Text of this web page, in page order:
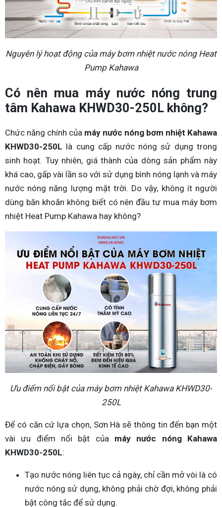
Nguyên lý hoạt động của máy bơm nhiệt nước nóng Heat
Pump Kahawa
Có nên mua máy nước nóng trung
tâm Kahawa KHWD30-250L không?
Chức năng chính của máy nước nóng bơm nhiệt Kahawa
KHWD30-250L là cung cấp nước nóng sử dụng trong
sinh hoạt. Tuy nhiên, giá thành của dòng sản phẩm này
khá cao, gấp vài lần so với sử dụng bình nóng lạnh và máy
nước nóng năng lượng mặt trời. Do vậy, không ít người
dùng băn khoăn không biết có nên đầu tư mua máy bơm
nhiệt Heat Pump Kahawa hay không?
Ưu điểm nổi bật của máy bơm nhiệt Kahawa KHWD30-
250L
Để có căn cứ lựa chọn, Sơn Hà sẽ thông tin đến bạn một
vài ưu điểm nổi bật của máy nước nóng Kahawa
KHWD30-250L:
Tạo nước nóng liên tục cả ngày, chỉ cần mở vòi là có
nước nóng sử dụng, không phải chờ đợi, không phải
bật công tắc để sử dụng.